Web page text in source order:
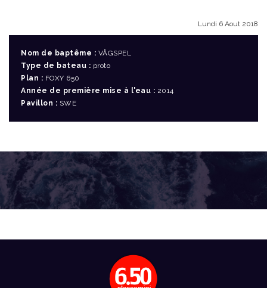
Lundi 6 Aout 2018
Nom de baptême : VÅGSPEL
Type de bateau : proto
Plan : FOXY 650
Année de première mise à l'eau : 2014
Pavillon : SWE